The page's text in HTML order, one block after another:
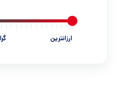
ارزانترین